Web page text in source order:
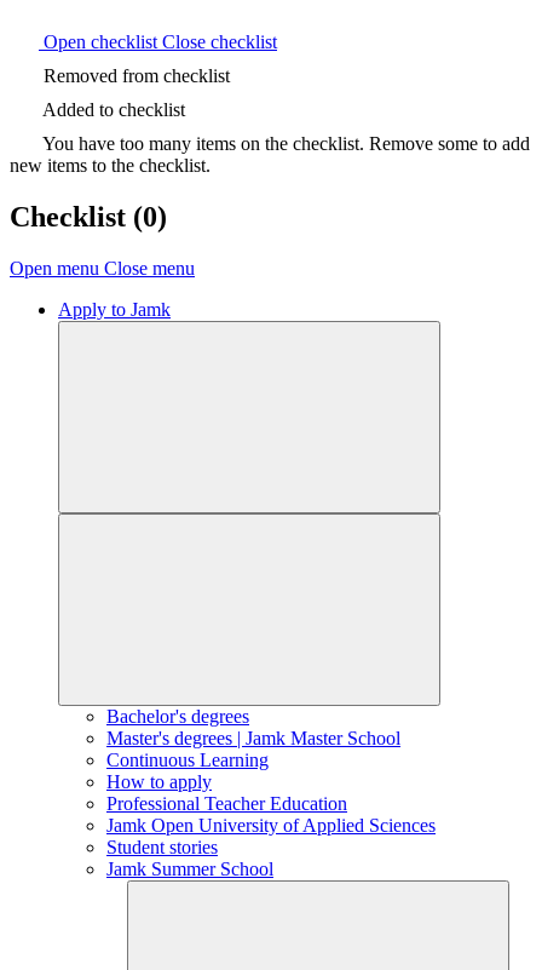
Open checklist Close checklist
Removed from checklist
Added to checklist
You have too many items on the checklist. Remove some to add
new items to the checklist.
Checklist (0)
Open menu Close menu
Apply to Jamk
Bachelor's degrees
Master's degrees | Jamk Master School
Continuous Learning
How to apply
Professional Teacher Education
Jamk Open University of Applied Sciences
Student stories
Jamk Summer School